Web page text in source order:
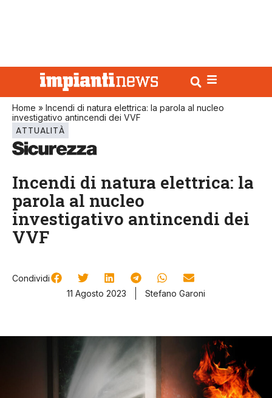
Home » Incendi di natura elettrica: la parola al nucleo
investigativo antincendi dei VVF
ATTUALITÀ
Incendi di natura elettrica: la
parola al nucleo
investigativo antincendi dei
VVF
Condividi
11 Agosto 2023
Stefano Garoni